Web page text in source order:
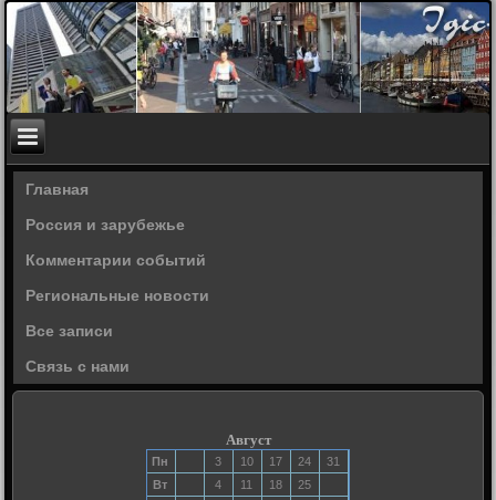
Главная
Россия и зарубежье
Комментарии событий
Региональные новости
Все записи
Связь с нами
Август
Пн 3 10 17 24
31
Вт
4 11 18
25